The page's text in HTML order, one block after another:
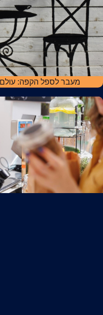
מעבר לספל הקפה: